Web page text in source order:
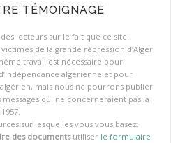
TÉMOIGNAGE
lecteurs sur le fait que ce site
de la grande répression d’Alger
travail est nécessaire pour
algérienne et pour
mais nous ne pourrons publier
qui ne concerneraient pas la
sur lesquelles vous vous basez.
des documentsutiliser le formulaire